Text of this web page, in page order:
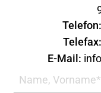
Telefon:
Telefax:
E-Mail: